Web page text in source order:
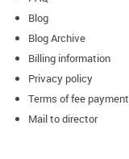
Blog
Blog Archive
Billing information
Privacy policy
Terms of fee payment
Mail to director